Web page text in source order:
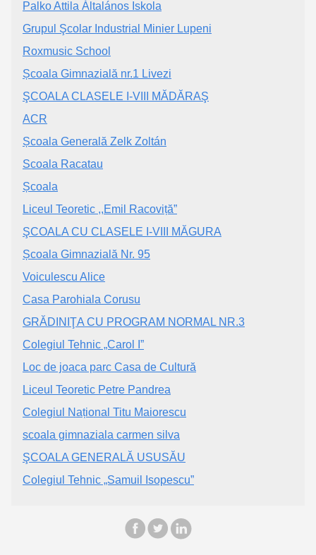
Palko Attila Általános Iskola
Grupul Şcolar Industrial Minier Lupeni
Roxmusic School
Școala Gimnazială nr.1 Livezi
ŞCOALA CLASELE I-VIII MĂDĂRAŞ
ACR
Școala Generală Zelk Zoltán
Scoala Racatau
Școala
Liceul Teoretic ,,Emil Racoviță”
ŞCOALA CU CLASELE I-VIII MĂGURA
Școala Gimnazială Nr. 95
Voiculescu Alice
Casa Parohiala Corusu
GRĂDINIŢA CU PROGRAM NORMAL NR.3
Colegiul Tehnic „Carol I”
Loc de joaca parc Casa de Cultură
Liceul Teoretic Petre Pandrea
Colegiul Național Titu Maiorescu
scoala gimnaziala carmen silva
ŞCOALA GENERALĂ USUSĂU
Colegiul Tehnic „Samuil Isopescu”